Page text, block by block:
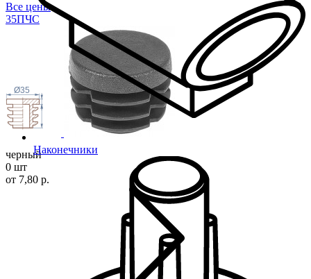
Наконечники
Все цены
35ПЧС
Ø35
черный
0 шт
от 7,80 р.